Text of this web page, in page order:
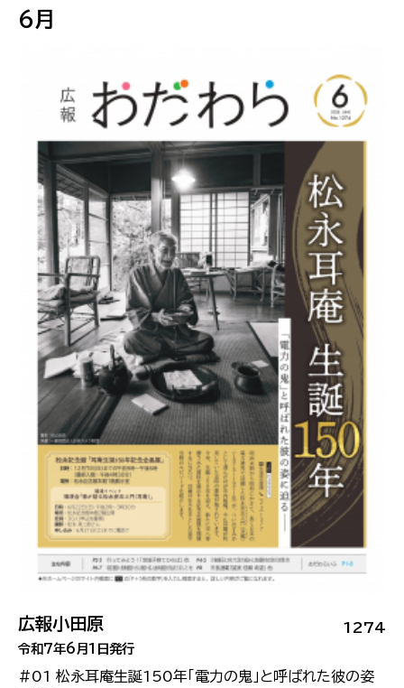
6月
1274
広報小田原
令和7年6月1日発行
#01 松永耳庵生誕150年「電力の鬼」と呼ばれた彼の姿